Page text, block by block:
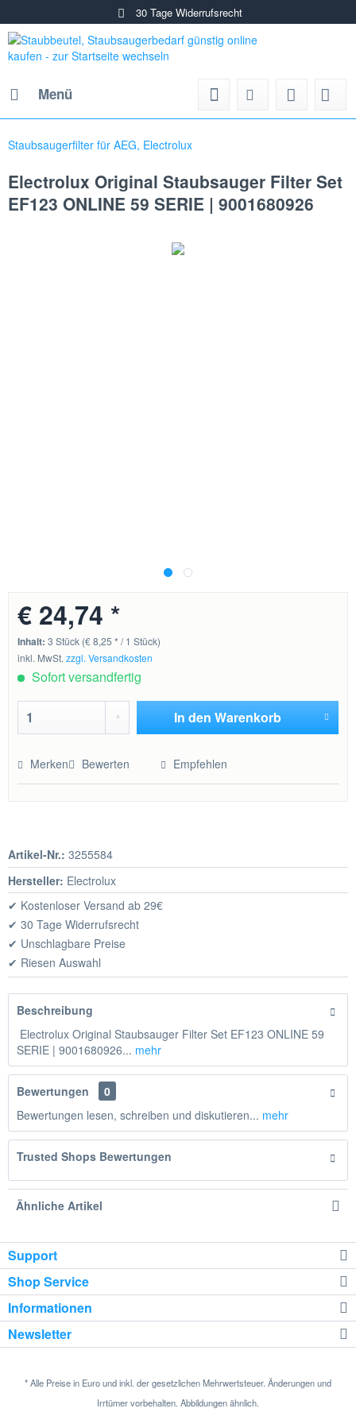
30 Tage Widerrufsrecht
Menü
Staubsaugerfilter für AEG, Electrolux
Electrolux Original Staubsauger Filter Set
EF123 ONLINE 59 SERIE | 9001680926
€ 24,74 *
Inhalt:3 Stück (€ 8,25 * / 1 Stück)
inkl. MwSt.zzgl. Versandkosten
Sofort versandfertig
In den Warenkorb
Merken Bewerten Empfehlen
Artikel-Nr.: 3255584
Hersteller: Electrolux
✔ Kostenloser Versand ab 29€
✔ 30 Tage Widerrufsrecht
✔ Unschlagbare Preise
✔ Riesen Auswahl
Beschreibung
Electrolux Original Staubsauger Filter Set EF123 ONLINE 59
SERIE | 9001680926... mehr
Bewertungen
0
Bewertungen lesen, schreiben und diskutieren... mehr
Trusted Shops Bewertungen
Ähnliche Artikel
Support
Shop Service
Informationen
Newsletter
* Alle Preise in Euro und inkl. der gesetzlichen Mehrwertsteuer. Änderungen und
Irrtümer vorbehalten. Abbildungen ähnlich.